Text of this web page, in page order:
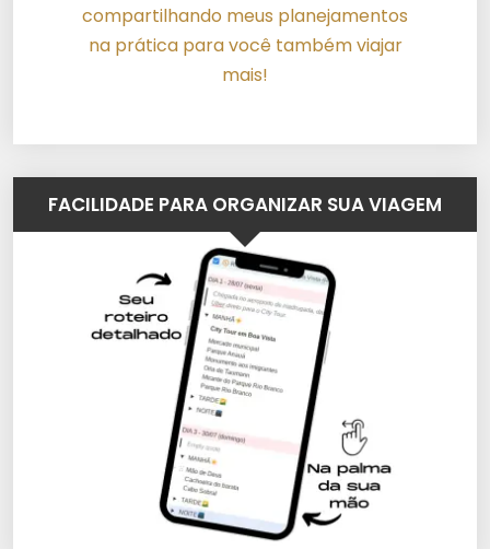
compartilhando meus planejamentos
na prática para você também viajar
mais!
FACILIDADE PARA ORGANIZAR SUA VIAGEM